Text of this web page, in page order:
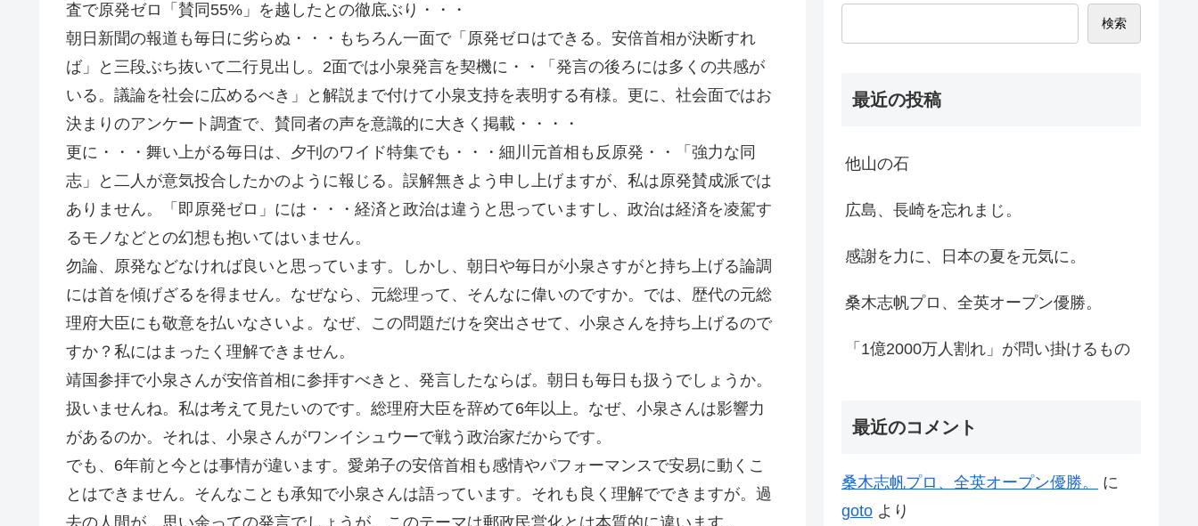
査で原発ゼロ「賛同55%」を越したとの徹底ぶり・・・
朝日新聞の報道も毎日に劣らぬ・・・もちろん一面で「原発ゼロはできる。安倍首相が決断すれ
ば」と三段ぶち抜いて二行見出し。2面では小泉発言を契機に・・「発言の後ろには多くの共感が
いる。議論を社会に広めるべき」と解説まで付けて小泉支持を表明する有様。更に、社会面ではお
決まりのアンケート調査で、賛同者の声を意識的に大きく掲載・・・・
更に・・・舞い上がる毎日は、夕刊のワイド特集でも・・・細川元首相も反原発・・「強力な同
志」と二人が意気投合したかのように報じる。誤解無きよう申し上げますが、私は原発賛成派では
ありません。「即原発ゼロ」には・・・経済と政治は違うと思っていますし、政治は経済を凌駕す
るモノなどとの幻想も抱いてはいません。
勿論、原発などなければ良いと思っています。しかし、朝日や毎日が小泉さすがと持ち上げる論調
には首を傾げざるを得ません。なぜなら、元総理って、そんなに偉いのですか。では、歴代の元総
理府大臣にも敬意を払いなさいよ。なぜ、この問題だけを突出させて、小泉さんを持ち上げるので
すか？私にはまったく理解できません。
靖国参拝で小泉さんが安倍首相に参拝すべきと、発言したならば。朝日も毎日も扱うでしょうか。
扱いませんね。私は考えて見たいのです。総理府大臣を辞めて6年以上。なぜ、小泉さんは影響力
があるのか。それは、小泉さんがワンイシュウーで戦う政治家だからです。
でも、6年前と今とは事情が違います。愛弟子の安倍首相も感情やパフォーマンスで安易に動くこ
とはできません。そんなことも承知で小泉さんは語っています。それも良く理解でできますが。過
去の人間が、思い余っての発言でしょうが。このテーマは郵政民営化とは本質的に違います。
検索
最近の投稿
他山の石
広島、長崎を忘れまじ。
感謝を力に、日本の夏を元気に。
桑木志帆プロ、全英オープン優勝。
「1億2000万人割れ」が問い掛けるもの
最近のコメント
桑木志帆プロ、全英オープン優勝。
に
goto より